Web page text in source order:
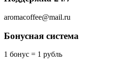
aromacoffee@mail.ru
Бонусная система
1 бонус = 1 рубль